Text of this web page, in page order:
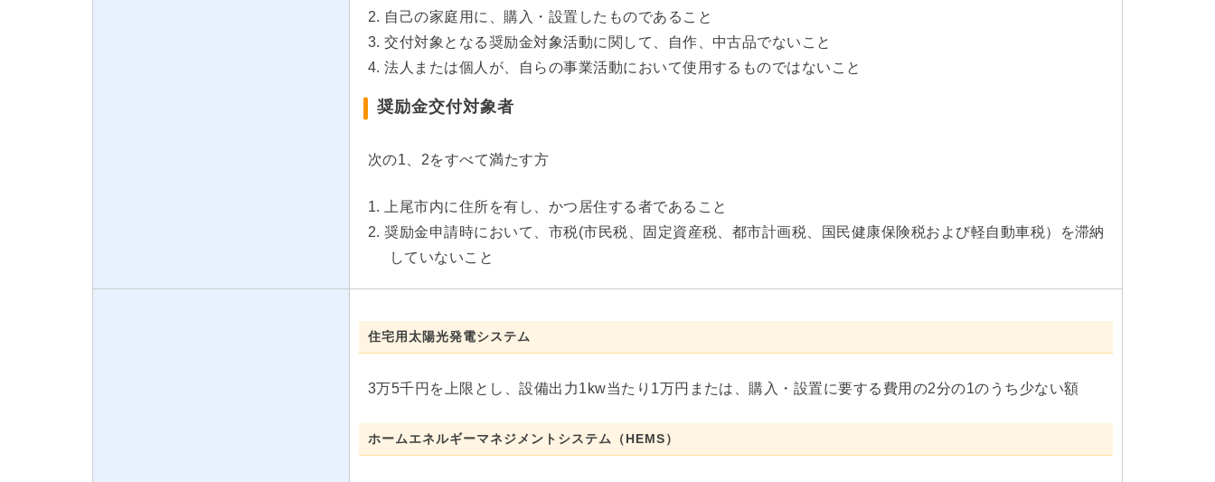
自己の家庭用に、購入・設置したものであること
交付対象となる奨励金対象活動に関して、自作、中古品でないこと
法人または個人が、自らの事業活動において使用するものではないこと
奨励金交付対象者
次の1、2をすべて満たす方
上尾市内に住所を有し、かつ居住する者であること
奨励金申請時において、市税(市民税、固定資産税、都市計画税、国民健康保険税および軽自動車税）を滞納
していないこと
住宅用太陽光発電システム
3万5千円を上限とし、設備出力1kw当たり1万円または、購入・設置に要する費用の2分の1のうち少ない額
ホームエネルギーマネジメントシステム（HEMS）